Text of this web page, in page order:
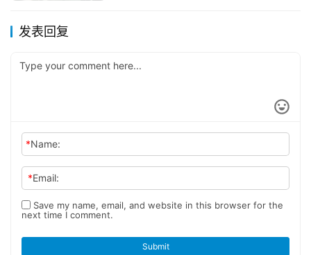
发表回复
*Name:
*Email:
Save my name, email, and website in this browser for the
next time I comment.
Submit